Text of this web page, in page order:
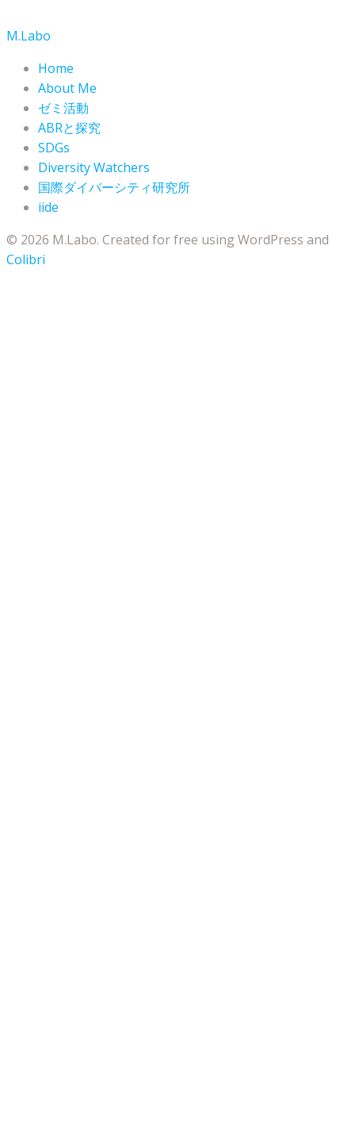
M.Labo
Home
About Me
ゼミ活動
ABRと探究
SDGs
Diversity Watchers
国際ダイバーシティ研究所
iide
© 2026 M.Labo. Created for free using WordPress and
Colibri